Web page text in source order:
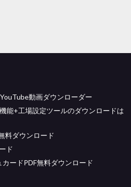
動画ダウンローダー
能+工場設定ツールのダウンロードは
料ダウンロード
ド
ードPDF無料ダウンロード